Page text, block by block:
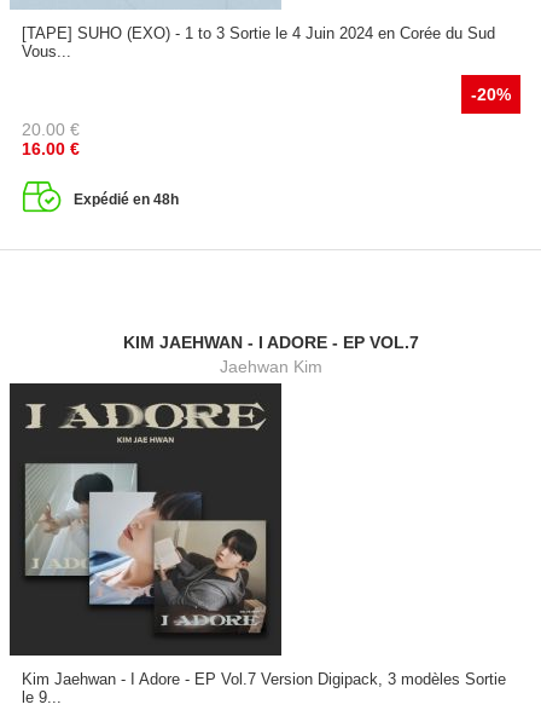
[TAPE] SUHO (EXO) - 1 to 3 Sortie le 4 Juin 2024 en Corée du Sud
Vous...
-20%
20.00 €
16.00 €
Expédié en 48h
KIM JAEHWAN - I ADORE - EP VOL.7
Jaehwan Kim
Kim Jaehwan - I Adore - EP Vol.7 Version Digipack, 3 modèles Sortie
le 9...